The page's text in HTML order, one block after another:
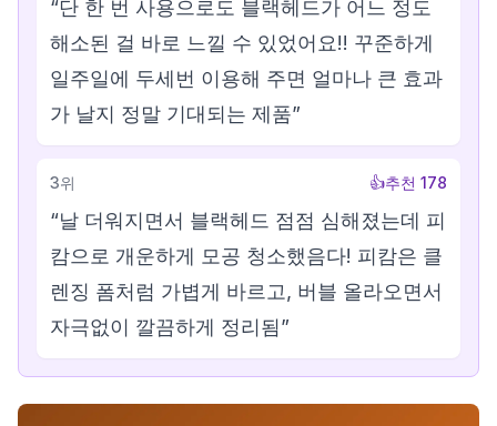
“단 한 번 사용으로도 블랙헤드가 어느 정도
해소된 걸 바로 느낄 수 있었어요!! 꾸준하게
일주일에 두세번 이용해 주면 얼마나 큰 효과
가 날지 정말 기대되는 제품”
3위 👍추천 178
“날 더워지면서 블랙헤드 점점 심해졌는데 피
캄으로 개운하게 모공 청소했음다! 피캄은 클
렌징 폼처럼 가볍게 바르고, 버블 올라오면서
자극없이 깔끔하게 정리됨”